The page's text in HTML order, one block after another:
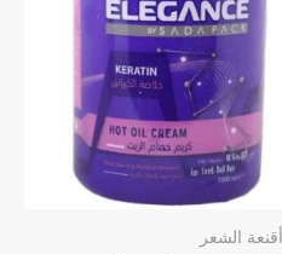
أقنعة الشعر